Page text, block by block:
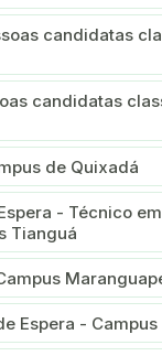
candidatas
candidatas
de Quixadá
- Técnico
Tianguá
Espera - Campus